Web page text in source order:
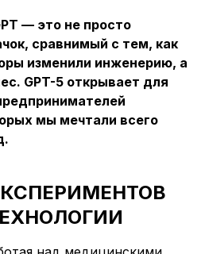
— это не просто
сравнимый с тем, как
изменили инженерию, а
GPT-5 открывает для
мы мечтали всего